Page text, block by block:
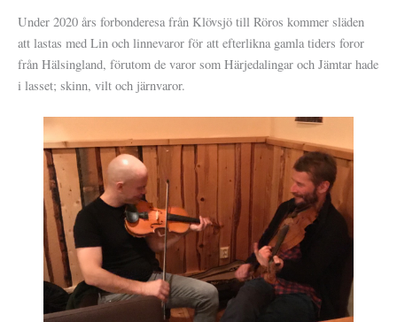
Under 2020 års forbonderesa från Klövsjö till Röros kommer släden
att lastas med Lin och linnevaror för att efterlikna gamla tiders foror
från Hälsingland, förutom de varor som Härjedalingar och Jämtar hade
i lasset; skinn, vilt och järnvaror.